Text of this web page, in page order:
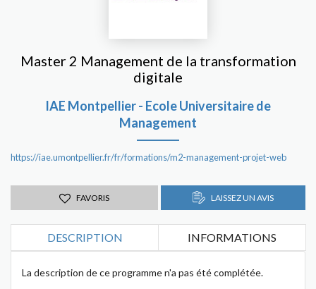
Master 2 Management de la transformation
digitale
IAE Montpellier - Ecole Universitaire de
Management
https://iae.umontpellier.fr/fr/formations/m2-management-projet-web
FAVORIS LAISSEZ UN AVIS
DESCRIPTION INFORMATIONS
La description de ce programme n'a pas été complétée.